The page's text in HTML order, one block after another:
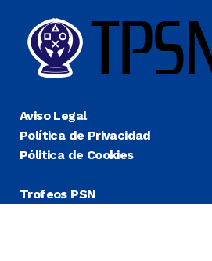
Aviso Legal
Política de Privacidad
Pólitica de Cookies
Trofeos PSN